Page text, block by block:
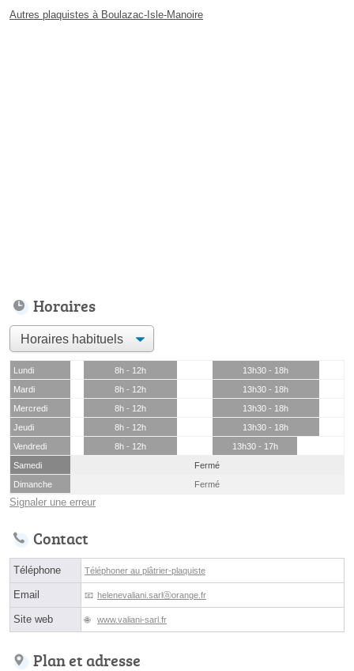
Autres plaquistes à Boulazac-Isle-Manoire
Horaires
Lundi 8h - 12h
13h30 - 18h
Mardi
8h - 12h
13h30 - 18h
Mercredi
8h - 12h
13h30 - 18h
Jeudi
8h - 12h
13h30 - 18h
Vendredi
8h - 12h
13h30 - 17h
Samedi
Fermé
Dimanche
Fermé
Signaler une erreur
Contact
Téléphone Téléphoner au plâtrier-plaquiste
Email helenevaliani.sarlⓐorange.fr
Site web www.valiani-sarl.fr
Plan et adresse